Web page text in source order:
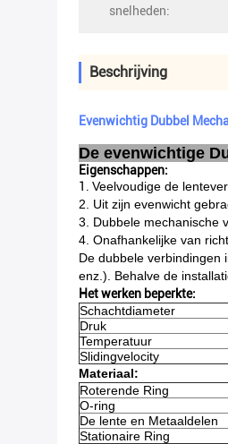
snelheden:
Beschrijving
Evenwichtig Dubbel
De evenwichtige
Eigenschappen:
1. Veelvoudige de
2. Uit zijn evenwicht
3. Dubbele mechanische
4. Onafhankelijke van
De dubbele verbindingen
enz.). Behalve de
Het werken beperkte:
Schachtdiameter
Druk
Temperatuur
Slidingvelocity
Materiaal:
Roterende Ring
O-ring
De lente en Metaaldelen
Stationaire Ring